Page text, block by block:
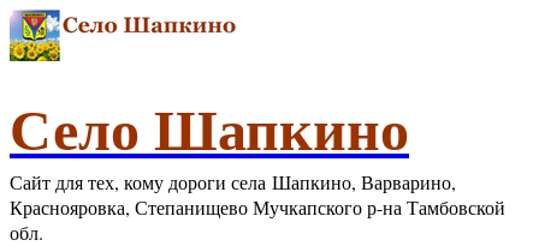
Село Шапкино
Сайт для тех, кому дороги села Шапкино, Варварино,
Краснояровка, Степанищево Мучкапского р-на Тамбовской
обл.